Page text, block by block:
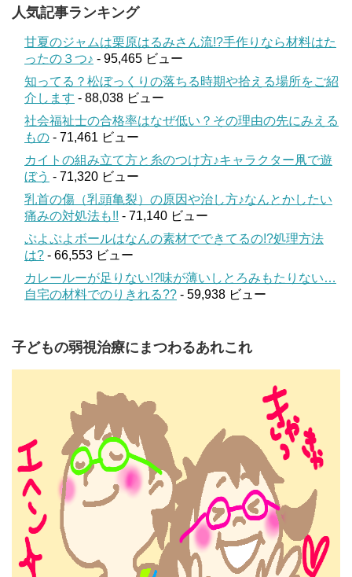
人気記事ランキング
甘夏のジャムは栗原はるみさん流!?手作りなら材料はた
ったの３つ♪ - 95,465 ビュー
知ってる？松ぼっくりの落ちる時期や拾える場所をご紹
介します - 88,038 ビュー
社会福祉士の合格率はなぜ低い？その理由の先にみえる
もの - 71,461 ビュー
カイトの組み立て方と糸のつけ方♪キャラクター凧で遊
ぼう - 71,320 ビュー
乳首の傷（乳頭亀裂）の原因や治し方♪なんとかしたい
痛みの対処法も!! - 71,140 ビュー
ぷよぷよボールはなんの素材でできてるの!?処理方法
は? - 66,553 ビュー
カレールーが足りない!?味が薄いしとろみもたりない…
自宅の材料でのりきれる?? - 59,938 ビュー
子どもの弱視治療にまつわるあれこれ